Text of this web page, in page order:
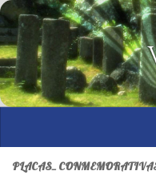
Saltar al contenido
PLACAS_